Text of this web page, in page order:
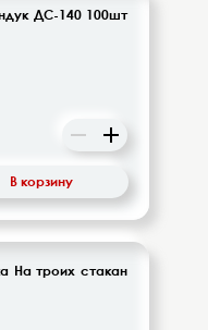
ДС-140 100шт
В корзину
На троих стакан